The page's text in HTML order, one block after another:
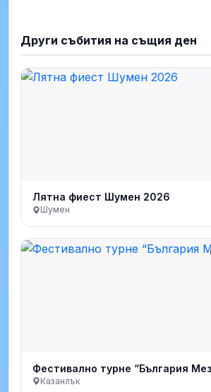
Други събития на същия ден
Лятна фиест Шумен 2026
Шумен
Фестивално турне “България
Казанлък